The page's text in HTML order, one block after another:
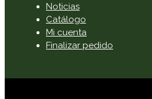
Noticias
Catálogo
Mi cuenta
Finalizar pedido